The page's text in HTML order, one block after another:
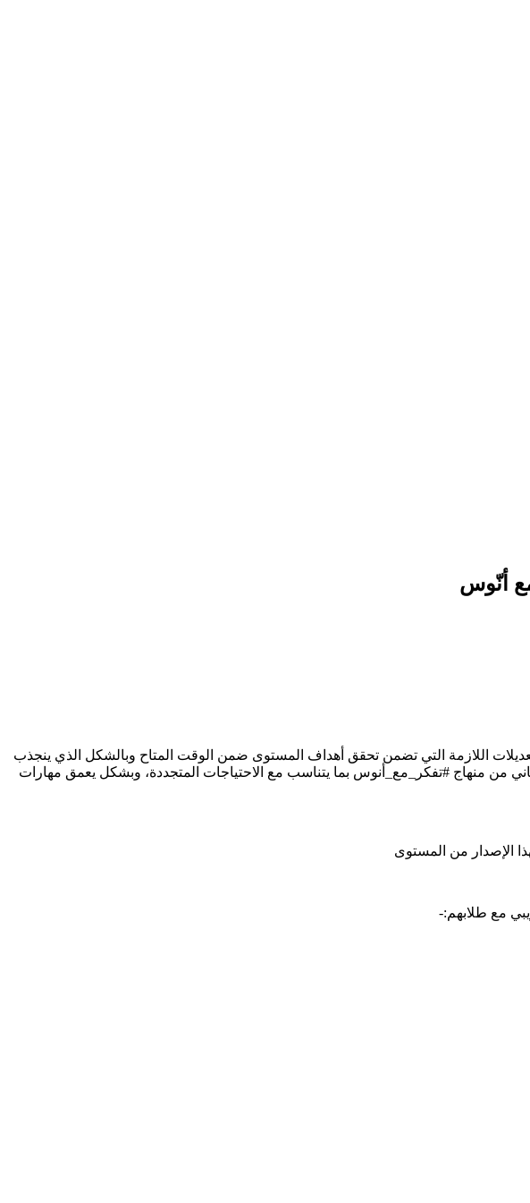
أنّوس
اللازمة التي تضمن تحقق أهداف المستوى ضمن الوقت المتاح وبالشكل الذي ينجذب
من منهاج #تفكر_مع_أنوس بما يتناسب مع الاحتياجات المتجددة، وبشكل يعمق مهارات
مع طلابهم:-